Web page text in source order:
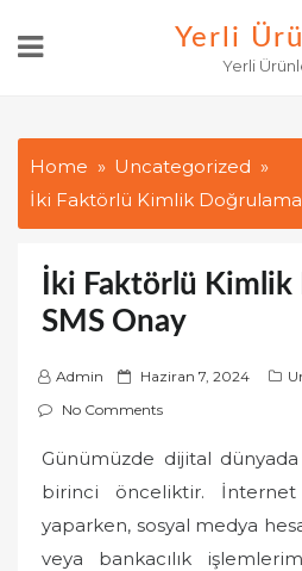
Yerli
Yerli
Home
Uncategorized
İki Faktörlü Kimlik Doğrulama
İki Faktörlü
SMS Onay
Admin
P
o
t
e
Haziran 7, 2024
No Comments
Günümüzde dijital
birinci önceliktir. İnternet
yaparken, sosyal medya
veya bankacılık